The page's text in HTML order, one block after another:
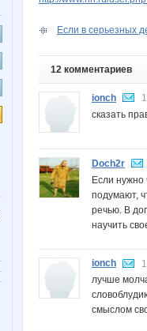
Если в серьезных
12 комментариев
ionch
сказать
Doch2r
Если нужно
подумают,
речью. В
научить
ionch
лучше
смыслом